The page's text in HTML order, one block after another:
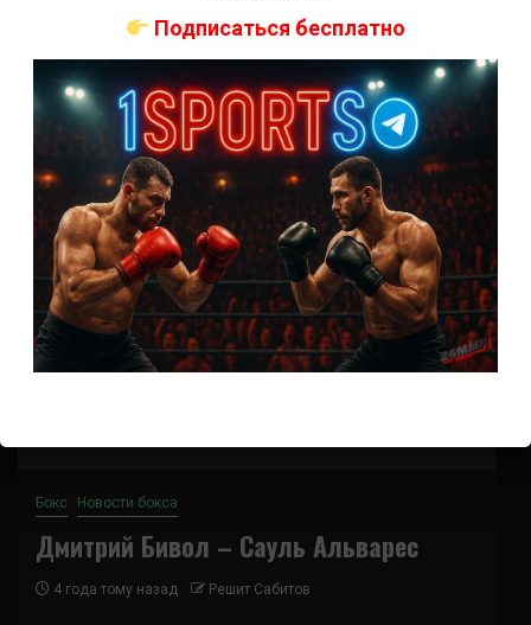
Когда и где: дата и место Альварес vs. Головкин
3 Сентябрь этого года запомнится грандиозным
боксерским событием Сауль Альварес -...
43
Бокс Новости бокса
Дмитрий Бивол – Сауль Альварес
4 года тому назад Решит Сабитов
Подписаться бесплатно